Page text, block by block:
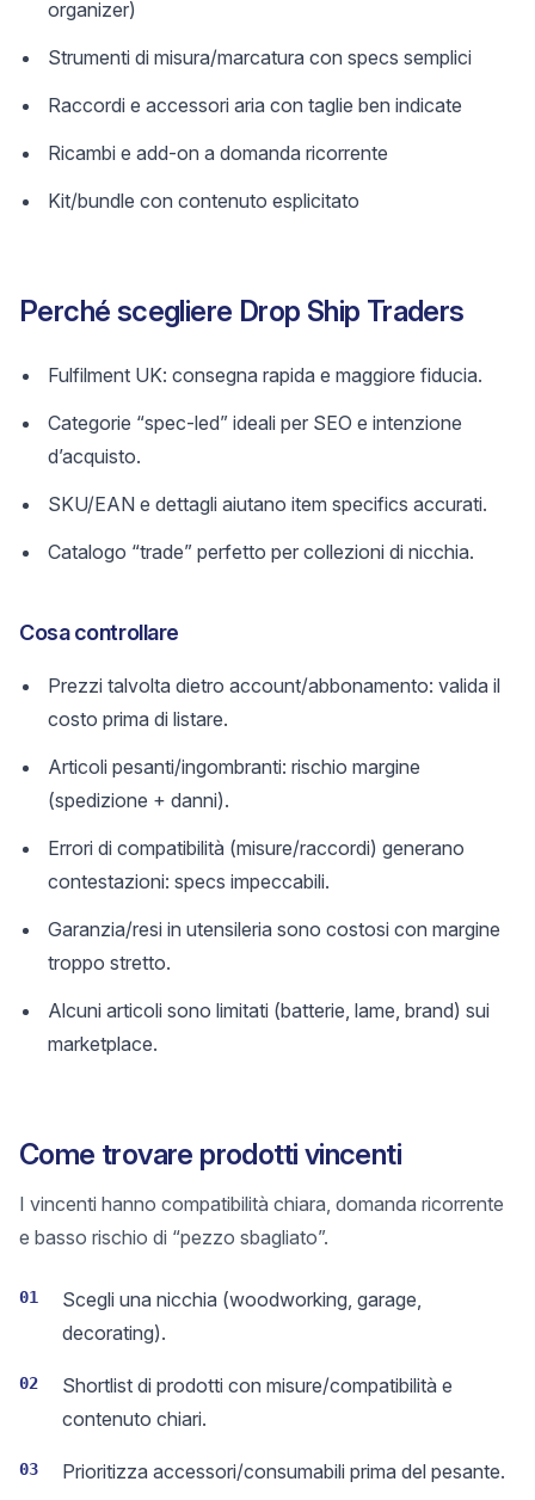
organizer)
Strumenti di misura/marcatura con specs semplici
Raccordi e accessori aria con taglie ben indicate
Ricambi e add-on a domanda ricorrente
Kit/bundle con contenuto esplicitato
Perché scegliere Drop Ship Traders
Fulfilment UK: consegna rapida e maggiore fiducia.
Categorie “spec-led” ideali per SEO e intenzione
d’acquisto.
SKU/EAN e dettagli aiutano item specifics accurati.
Catalogo “trade” perfetto per collezioni di nicchia.
Cosa controllare
Prezzi talvolta dietro account/abbonamento: valida il
costo prima di listare.
Articoli pesanti/ingombranti: rischio margine
(spedizione + danni).
Errori di compatibilità (misure/raccordi) generano
contestazioni: specs impeccabili.
Garanzia/resi in utensileria sono costosi con margine
troppo stretto.
Alcuni articoli sono limitati (batterie, lame, brand) sui
marketplace.
Come trovare prodotti vincenti
I vincenti hanno compatibilità chiara, domanda ricorrente
e basso rischio di “pezzo sbagliato”.
01
Scegli una nicchia (woodworking, garage,
decorating).
02
Shortlist di prodotti con misure/compatibilità e
contenuto chiari.
03 Prioritizza accessori/consumabili prima del pesante.